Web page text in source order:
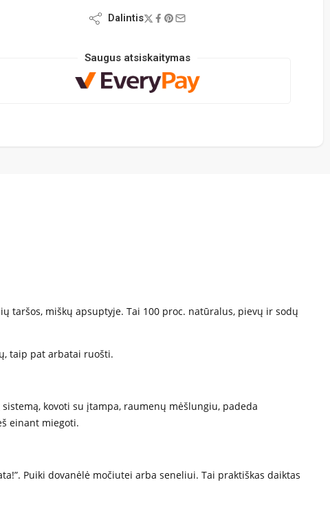
Dalintis
Saugus atsiskaitymas
taršos, miškų apsuptyje. Tai 100 proc. natūralus, pievų ir sodų
taip pat arbatai ruošti.
kovoti su įtampa, raumenų mėšlungiu, padeda
einant miegoti.
Puiki dovanėlė močiutei arba seneliui. Tai praktiškas daiktas